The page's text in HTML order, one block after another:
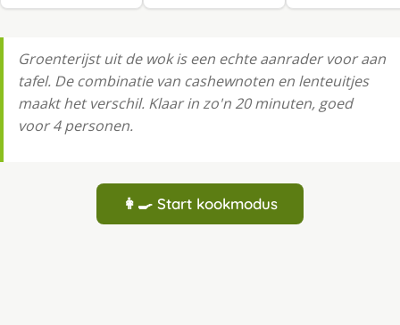
Groenterijst uit de wok is een echte aanrader voor aan
tafel. De combinatie van cashewnoten en lenteuitjes
maakt het verschil. Klaar in zo'n 20 minuten, goed
voor 4 personen.
👩‍🍳 Start kookmodus